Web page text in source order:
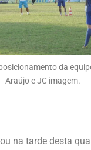
da
Araújo e JC imagem.
na tarde desta